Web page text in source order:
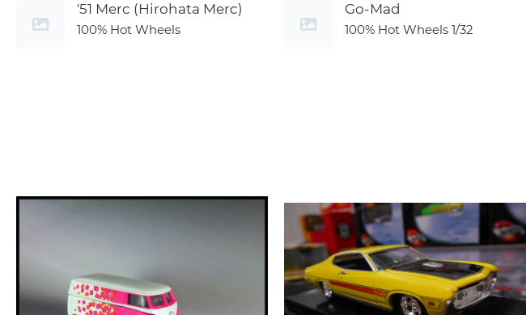
'51 Merc (Hirohata Merc)
100% Hot Wheels
Go-Mad
100% Hot Wheels 1/32